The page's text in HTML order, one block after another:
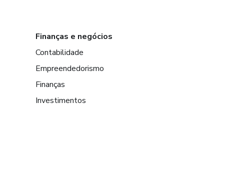
Finanças e negócios
Contabilidade
Empreendedorismo
Finanças
Investimentos